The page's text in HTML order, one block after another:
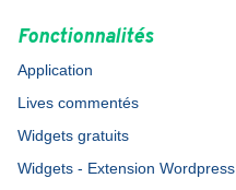
Fonctionnalités
Application
Lives commentés
Widgets gratuits
Widgets - Extension Wordpress